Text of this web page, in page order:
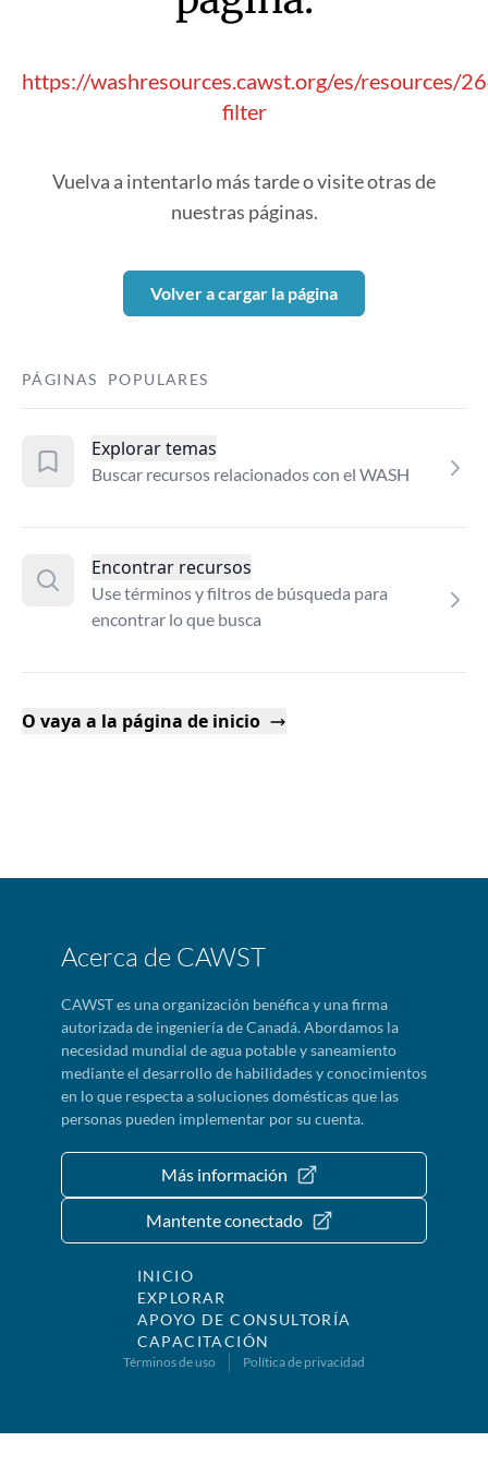
https://washresources.cawst.org/es/resources/
filter
Vuelva a intentarlo más tarde o visite otras de
nuestras páginas.
Volver a cargar la página
PÁGINAS POPULARES
Explorar temas
Buscar recursos relacionados con el WASH
Encontrar recursos
Use términos y filtros de búsqueda para
encontrar lo que busca
O vaya a la página de inicio
Acerca de CAWST
CAWST es una organización benéfica y una firma
autorizada de ingeniería de Canadá. Abordamos la
necesidad mundial de agua potable y saneamiento
mediante el desarrollo de habilidades y conocimientos
en lo que respecta a soluciones domésticas que las
personas pueden implementar por su cuenta.
Más información
Mantente conectado
INICIO
EXPLORAR
APOYO DE CONSULTORÍA
CAPACITACIÓN
Términos de uso Política de privacidad